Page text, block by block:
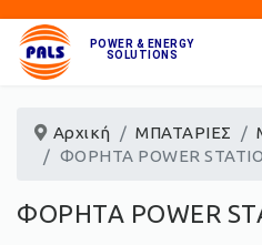
POWER & ENERGY
SOLUTIONS
Αρχική ΜΠΑΤΑΡΙΕΣ
ΦΟΡΗΤΑ POWER
ΦΟΡΗΤΑ POWER